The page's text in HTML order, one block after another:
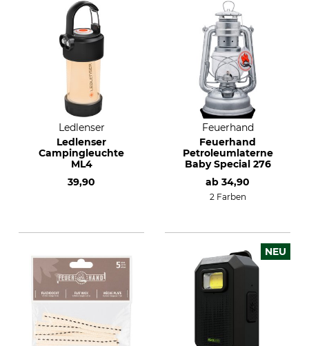
Ledlenser
Ledlenser
Campingleuchte
ML4
39,90
Feuerhand
Feuerhand
Petroleumlaterne
Baby Special 276
ab 34,90
2 Farben
NEU